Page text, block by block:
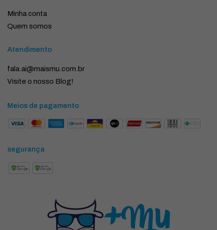
Minha conta
Quem somos
Atendimento
fala.ai@maismu.com.br
Visite o nosso Blog!
Meios de pagamento
segurança